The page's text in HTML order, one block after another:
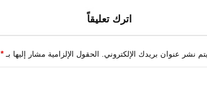
اترك تعليقاً
نشر عنوان بريدك الإلكتروني. الحقول الإلزامية مشار إليها بـ*